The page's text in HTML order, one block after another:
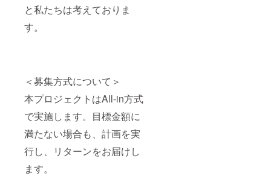
と私たちは考えておりま
す。
＜募集方式について＞
本プロジェクトはAll-in方式
で実施します。目標金額に
満たない場合も、計画を実
行し、リターンをお届けし
ます。